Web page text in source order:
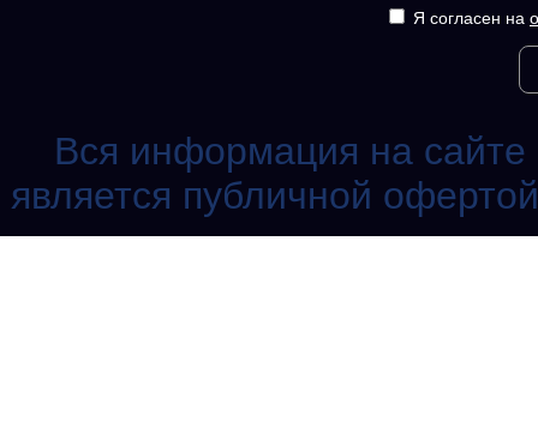
Я согласен на
Вся информация на сайте
является публичной